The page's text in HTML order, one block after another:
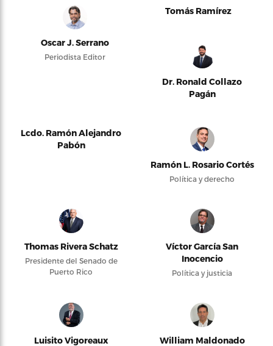
Oscar J. Serrano
Periodista Editor
Tomás Ramírez
Dr. Ronald Collazo
Pagán
Lcdo. Ramón Alejandro
Pabón
Ramón L. Rosario Cortés
Política y derecho
Thomas Rivera Schatz
Presidente del Senado de
Puerto Rico
Víctor García San
Inocencio
Política y justicia
Luisito Vigoreaux William Maldonado